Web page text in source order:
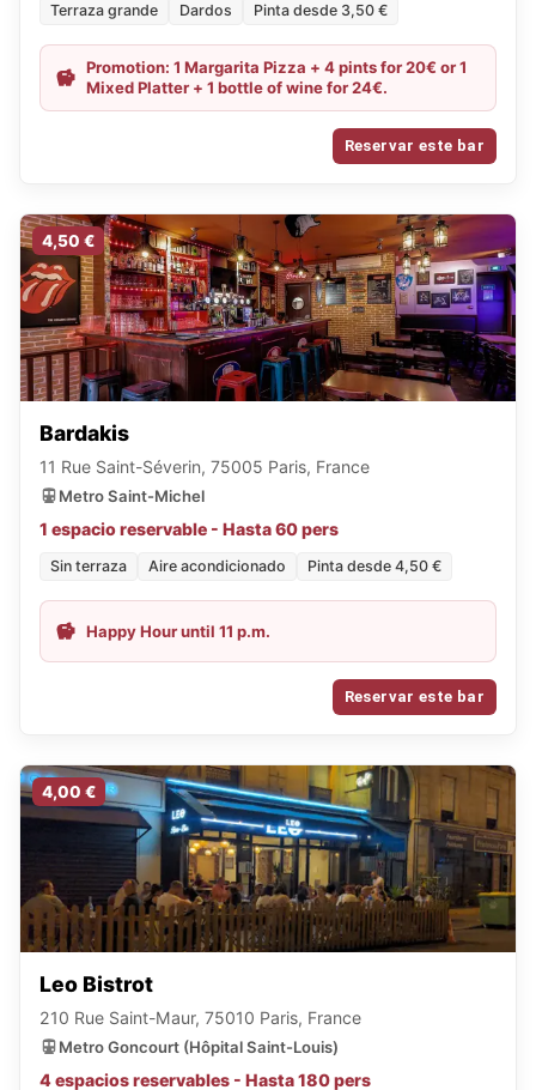
Terraza grande Dardos Pinta desde 3,50 €
Promotion: 1 Margarita Pizza + 4 pints for 20€ or 1
Mixed Platter + 1 bottle of wine for 24€.
Reservar este bar
4,50 €
Bardakis
11 Rue Saint-Séverin, 75005 Paris, France
Metro Saint-Michel
1 espacio reservable - Hasta 60 pers
Sin terraza Aire acondicionado Pinta desde 4,50 €
Happy Hour until 11 p.m.
Reservar este bar
4,00 €
Leo Bistrot
210 Rue Saint-Maur, 75010 Paris, France
Metro Goncourt (Hôpital Saint-Louis)
4 espacios reservables - Hasta 180 pers